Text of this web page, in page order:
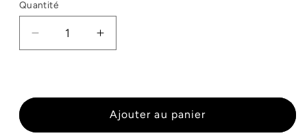
Quantité
Quantité
Réduire
la
FUGU
-
Augmenter
la
FUGU
LAB
-
Ajouter au panier